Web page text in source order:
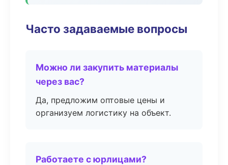
Часто задаваемые вопросы
Можно ли закупить материалы
через вас?
Да, предложим оптовые цены и
организуем логистику на объект.
Работаете с юрлицами?